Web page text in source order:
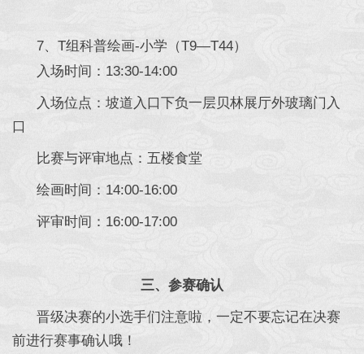
7、T组科普绘画-小学（T9—T44）
入场时间：13:30-14:00
入场位点：坡道入口下负一层贝林展厅外玻璃门入
口
比赛与评审地点：五楼食堂
绘画时间：14:00-16:00
评审时间：16:00-17:00
三、参赛确认
晋级决赛的小选手们注意啦，一定不要忘记在决赛
前进行赛事确认哦！